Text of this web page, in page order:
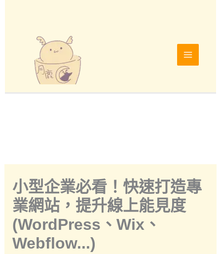
小型企業必看！快速打造專
業網站，提升線上能見度
(WordPress、Wix、
Webflow...)